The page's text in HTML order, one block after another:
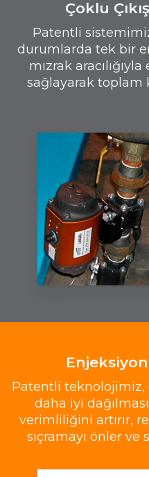
Çoklu
Patentli
durumlarda tek bir
mızrak
sağlayarak toplam
Patentli
daha iyi
verimliliğini artırır,
sıçramayı önler ve